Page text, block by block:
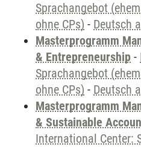
Sprachangebot
ohne CPs) - Deutsch
Masterprogramm
& Entrepreneurship -
Sprachangebot
ohne CPs) - Deutsch
Masterprogramm
& Sustainable
International Center: